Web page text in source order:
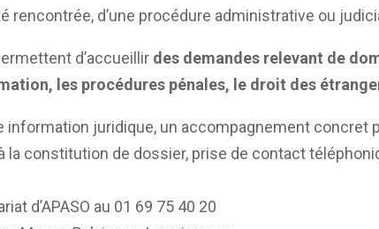
rencontrée, d’une procédure administrative ou
d’accueillir des demandes relevant de
les procédures pénales, le droit des
information juridique, un accompagnement
la constitution de dossier, prise de contact
d’APASO au 01 69 75 40 20